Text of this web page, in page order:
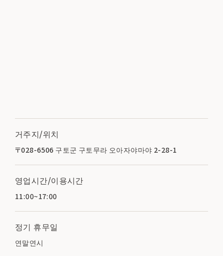
거주지/위치
〒028-6506 구토군 구토무라 오아자야마야 2-28-1
영업시간/이용시간
11:00~17:00
정기 휴무일
연말연시